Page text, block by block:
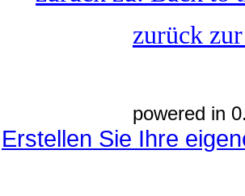
zurück
powered in
Erstellen Sie Ihre